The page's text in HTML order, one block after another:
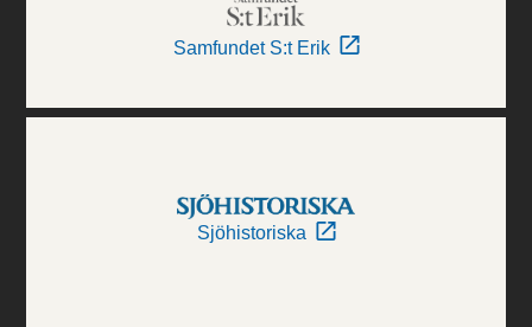
Samfundet S:t Erik
Sjöhistoriska